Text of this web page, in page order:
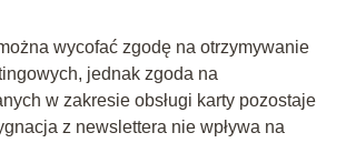
wycofać zgodę na otrzymywanie
jednak zgoda na
w zakresie obsługi karty pozostaje
z newslettera nie wpływa na